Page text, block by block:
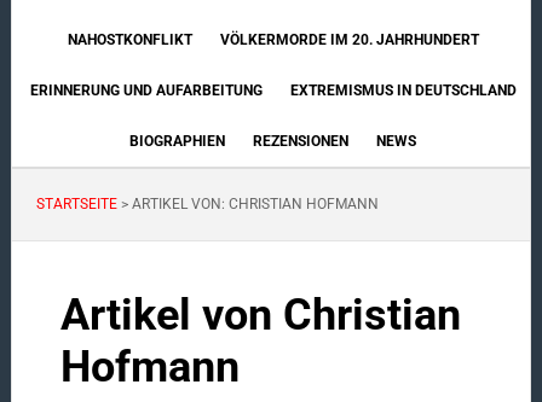
NAHOSTKONFLIKT VÖLKERMORDE IM 20. JAHRHUNDERT
ERINNERUNG UND AUFARBEITUNG EXTREMISMUS IN DEUTSCHLAND
BIOGRAPHIEN REZENSIONEN NEWS
STARTSEITE> ARTIKEL VON: CHRISTIAN HOFMANN
Artikel von Christian
Hofmann